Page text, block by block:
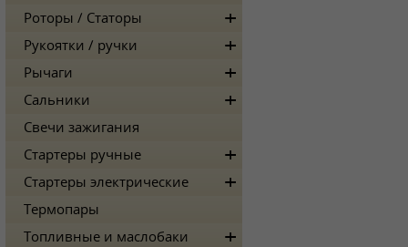
Роторы / Статоры
Рукоятки / ручки
Рычаги
Сальники
Свечи зажигания
Стартеры ручные
Стартеры электрические
Термопары
Топливные и маслобаки